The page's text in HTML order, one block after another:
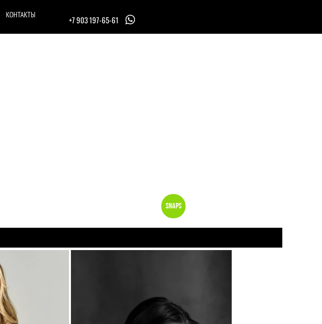
КОНТАКТЫ +7 903 197-65-61
Snaps